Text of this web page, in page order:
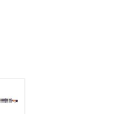
hélicoïde
centrifuge
résidentiel
de